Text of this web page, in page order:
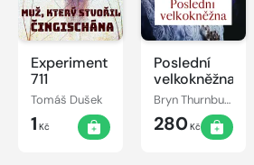
Experiment
711
Tomáš Dušek
1 Kč
Poslední
velkokněžna
Bryn Thurnbullová
280Kč